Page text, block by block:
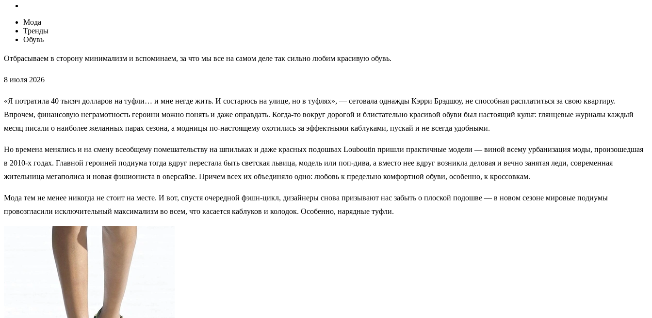
Мода
Тренды
Обувь
Отбрасываем в сторону минимализм и вспоминаем, за что мы все на самом деле так сильно любим красивую обувь.
8 июля 2026
«Я потратила 40 тысяч долларов на туфли… и мне негде жить. И состарюсь на улице, но в туфлях», — сетовала однажды Кэрри Брэдшоу, не способная расплатиться за свою квартиру.
Впрочем, финансовую неграмотность героини можно понять и даже оправдать. Когда-то вокруг дорогой и блистательно красивой обуви был настоящий культ: глянцевые журналы каждый
месяц писали о наиболее желанных парах сезона, а модницы по-настоящему охотились за эффектными каблуками, пускай и не всегда удобными.
Но времена менялись и на смену всеобщему помешательству на шпильках и даже красных подошвах Louboutin пришли практичные модели — виной всему урбанизация моды, произошедшая
в 2010-х годах. Главной героиней подиума тогда вдруг перестала быть светская львица, модель или поп-дива, а вместо нее вдруг возникла деловая и вечно занятая леди, современная
жительница мегаполиса и новая фэшиониста в оверсайзе. Причем всех их объединяло одно: любовь к предельно комфортной обуви, особенно, к кроссовкам.
Мода тем не менее никогда не стоит на месте. И вот, спустя очередной фэшн-цикл, дизайнеры снова призывают нас забыть о плоской подошве — в новом сезоне мировые подиумы
провозгласили исключительный максимализм во всем, что касается каблуков и колодок. Особенно, нарядные туфли.